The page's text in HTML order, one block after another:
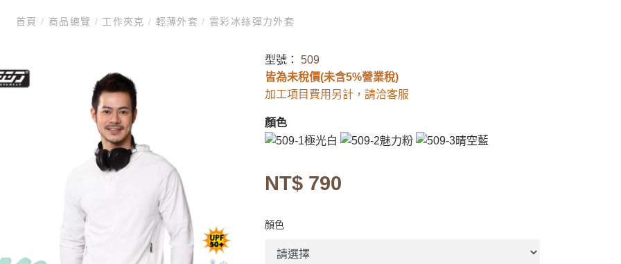
首頁/ 商品總覽 / 工作夾克 / 輕薄外套/ 雲彩冰絲彈力外套
型號： 509
皆為未稅價(未含5%營業稅)
加工項目費用另計，請洽客服
顏色
NT$ 790
顏色